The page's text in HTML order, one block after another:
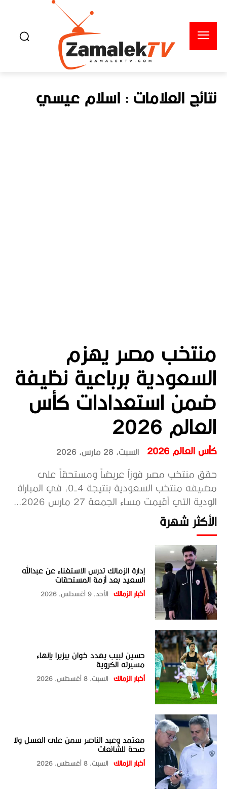
نتائج العلامات : اسلام عيسي
منتخب مصر يهزم
السعودية برباعية نظيفة
ضمن استعدادات كأس
العالم 2026
كأس العالم 2026 السبت، 28 مارس، 2026
حقق منتخب مصر فوزاً عريضاً ومستحقاً على
مضيفه منتخب السعودية بنتيجة 4-0، في المباراة
الودية التي أقيمت مساء الجمعة 27 مارس 2026...
الأكثر شهرة
إدارة الزمالك تدرس الاستغناء عن عبدالله
السعيد بعد أزمة المستحقات
أخبار الزمالك الأحد، 9 أغسطس، 2026
حسين لبيب يهدد خوان بيزيرا بإنهاء
مسيرته الكروية
أخبار الزمالك السبت، 8 أغسطس، 2026
معتمد وعبد الناصر سمن على العسل ولا
صحة للشائعات
أخبار الزمالك السبت، 8 أغسطس، 2026